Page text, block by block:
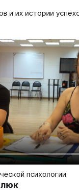
и их истории
психологии